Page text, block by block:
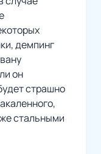
демпинг
он
страшно
стальными